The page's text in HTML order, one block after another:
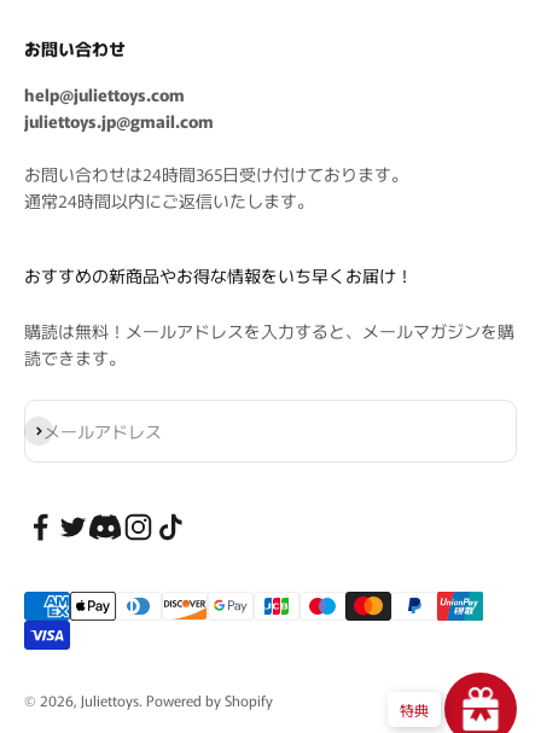
お問い合わせ
help@juliettoys.com
juliettoys.jp@gmail.com
お問い合わせは24時間365日受け付けております。
通常24時間以内にご返信いたします。
おすすめの新商品やお得な情報をいち早くお届け！
購読は無料！メールアドレスを入力すると、メールマガジンを購
読できます。
メールアドレス
登録
© 2026, Juliettoys. Powered by Shopify 特典